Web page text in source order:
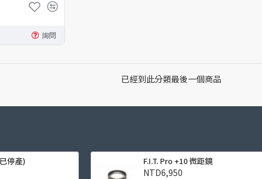
詢問
已經到此分類最後一個商品
停產) F.I.T. Pro +10 微距鏡
NTD6,950